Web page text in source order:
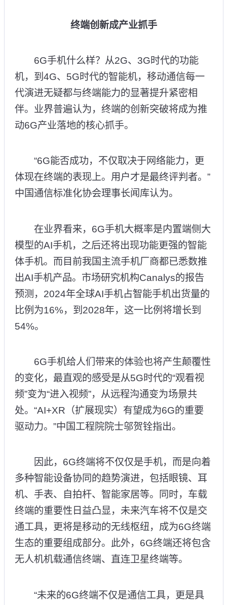
终端创新成产业抓手
6G手机什么样？从2G、3G时代的功能
机，到4G、5G时代的智能机，移动通信每一
代演进无疑都与终端能力的显著提升紧密相
伴。业界普遍认为，终端的创新突破将成为推
动6G产业落地的核心抓手。
“6G能否成功，不仅取决于网络能力，更
体现在终端的表现上。用户才是最终评判者。”
中国通信标准化协会理事长闻库认为。
在业界看来，6G手机大概率是内置端侧大
模型的AI手机，之后还将出现功能更强的智能
体手机。而目前我国主流手机厂商都已悉数推
出AI手机产品。市场研究机构Canalys的报告
预测，2024年全球AI手机占智能手机出货量的
比例为16%，到2028年，这一比例将增长到
54%。
6G手机给人们带来的体验也将产生颠覆性
的变化，最直观的感受是从5G时代的“观看视
频”变为“进入视频”，从远程沟通变为场景共
处。“AI+XR（扩展现实）有望成为6G的重要
驱动力。”中国工程院院士邬贺铨指出。
因此，6G终端将不仅仅是手机，而是向着
多种智能设备协同的趋势演进，包括眼镜、耳
机、手表、自拍杆、智能家居等。同时，车载
终端的重要性日益凸显，未来汽车将不仅是交
通工具，更将是移动的无线枢纽，成为6G终端
生态的重要组成部分。此外，6G终端还将包含
无人机机载通信终端、直连卫星终端等。
“未来的6G终端不仅是通信工具，更是具